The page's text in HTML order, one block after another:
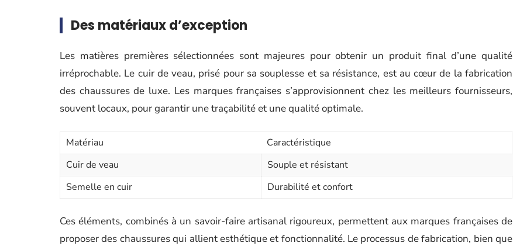
Des matériaux d’exception
Les matières premières sélectionnées sont majeures pour obtenir un produit final d’une qualité
irréprochable. Le cuir de veau, prisé pour sa souplesse et sa résistance, est au cœur de la fabrication
des chaussures de luxe. Les marques françaises s’approvisionnent chez les meilleurs fournisseurs,
souvent locaux, pour garantir une traçabilité et une qualité optimale.
Matériau
Caractéristique
Cuir de veau
Souple et résistant
Semelle en cuir
Durabilité et confort
Ces éléments, combinés à un savoir-faire artisanal rigoureux, permettent aux marques françaises de
proposer des chaussures qui allient esthétique et fonctionnalité. Le processus de fabrication, bien que